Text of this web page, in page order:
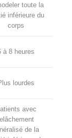
toute la
inférieure du
corps
à 8 heures
lourdes
avec
de la